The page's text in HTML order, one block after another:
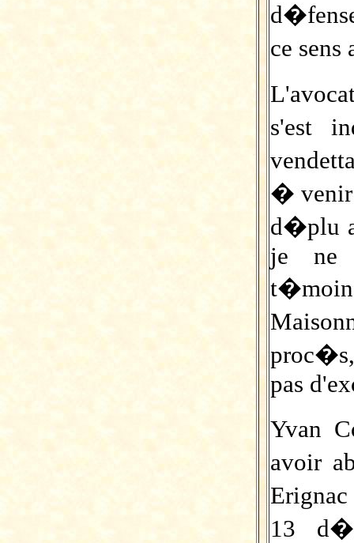
ce
s'est
�
d�plu
je ne
pas
Yvan
avoir
13